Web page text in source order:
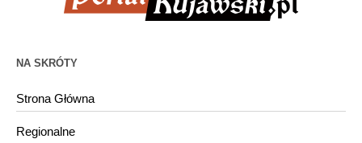
NA SKRÓTY
Strona Główna
Regionalne